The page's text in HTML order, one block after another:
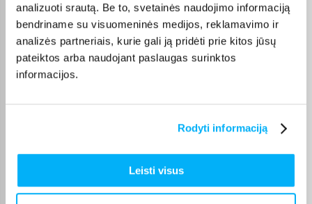
analizuoti srautą. Be to, svetainės naudojimo informaciją
bendriname su visuomeninės medijos, reklamavimo ir
analizės partneriais, kurie gali ją pridėti prie kitos jūsų
pateiktos arba naudojant paslaugas surinktos
informacijos.
Rodyti informaciją
Leisti visus
Rimantas V.
Patvirtintas pirkėjas
Geras
Saulius B.
Patvirtintas pirkėjas